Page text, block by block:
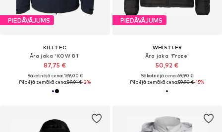
PIEDĀVĀJUMS
KILLTEC
Āra jaka 'KOW 81'
87,75 €
Sākotnējā cena: 169,00 €
Pēdējā zemākā cena:89,91 €-2%
PIEDĀVĀJUMS
WHISTLER
Āra jaka 'Froze'
50,92 €
Sākotnējā cena: 69,90 €
Pēdējā zemākā cena:59,90 €-15%